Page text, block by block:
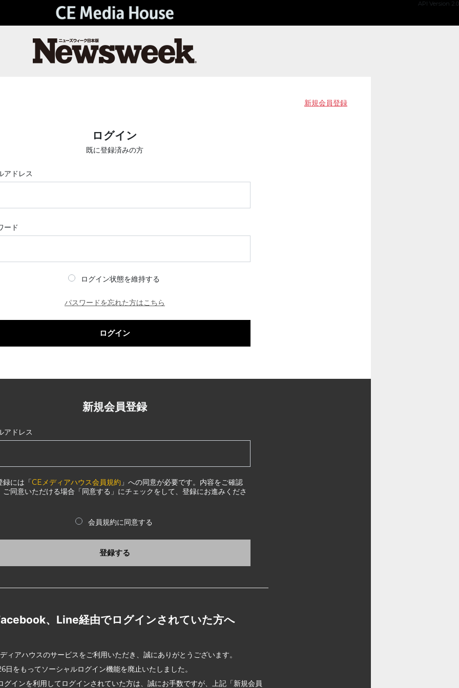
API Version 2.0
新規会員登録
ログイン
既に登録済みの方
アドレス
ード
ログイン状態を維持する
パスワードを忘れた方はこちら
ログイン
新規会員登録
アドレス
録には「CEメディアハウス会員規約 」への同意が必要です。内容をご確認
ご同意いただける場合「同意する」にチェックをして、登録にお進みくださ
会員規約に同意する
登録する
、Line経由でログインされていた方へ
ィアハウスのサービスをご利用いただき、誠にありがとうございます。
日をもってソーシャルログイン機能を廃止いたしました。
グインを利用してログインされていた方は、誠にお手数ですが、上記「新規会員